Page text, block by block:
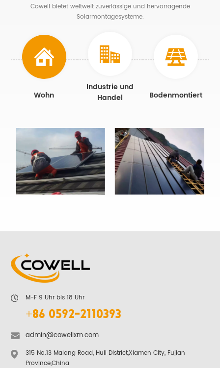
Cowell bietet weltweit zuverlässige und hervorragende
Solarmontagesysteme.
Wohn
Industrie und
Handel
Bodenmontiert
M-F 9 Uhr bis 18 Uhr
+86 0592-2110393
admin@cowellxm.com
315 No.13 Malong Road, Huli District,Xiamen City, Fujian
Province,China